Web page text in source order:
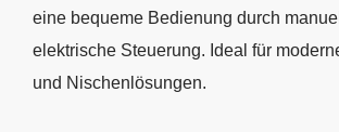
eine bequeme Bedienung durch
elektrische Steuerung. Ideal für
und Nischenlösungen.